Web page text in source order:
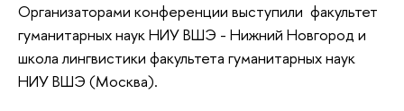
Организаторами конференции выступили факультет
гуманитарных наук НИУ ВШЭ - Нижний Новгород и
школа лингвистики факультета гуманитарных наук
НИУ ВШЭ (Москва).